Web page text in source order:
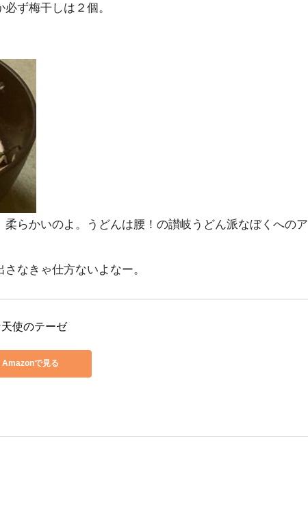
ず梅干しは２個。
らかいのよ。うどんは腰！の讃岐うどん派なぼくへのア
なきゃ仕方ないよなー。
使のテーゼ
Amazonで見る